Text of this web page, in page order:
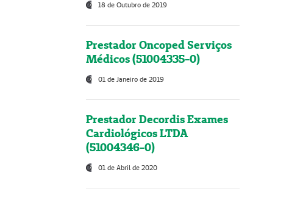
18 de Outubro de 2019
Prestador Oncoped Serviços
Médicos (51004335-0)
01 de Janeiro de 2019
Prestador Decordis Exames
Cardiológicos LTDA
(51004346-0)
01 de Abril de 2020